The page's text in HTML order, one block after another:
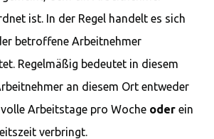
ist. In der Regel handelt es sich
betroffene Arbeitnehmer
Regelmäßig bedeutet in diesem
an diesem Ort entweder
Arbeitstage pro Woche oder ein
verbringt.